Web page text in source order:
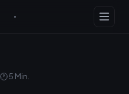
🕐 5 Min.